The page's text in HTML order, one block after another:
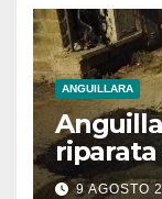
ANGUILLARA
9 AGOSTO